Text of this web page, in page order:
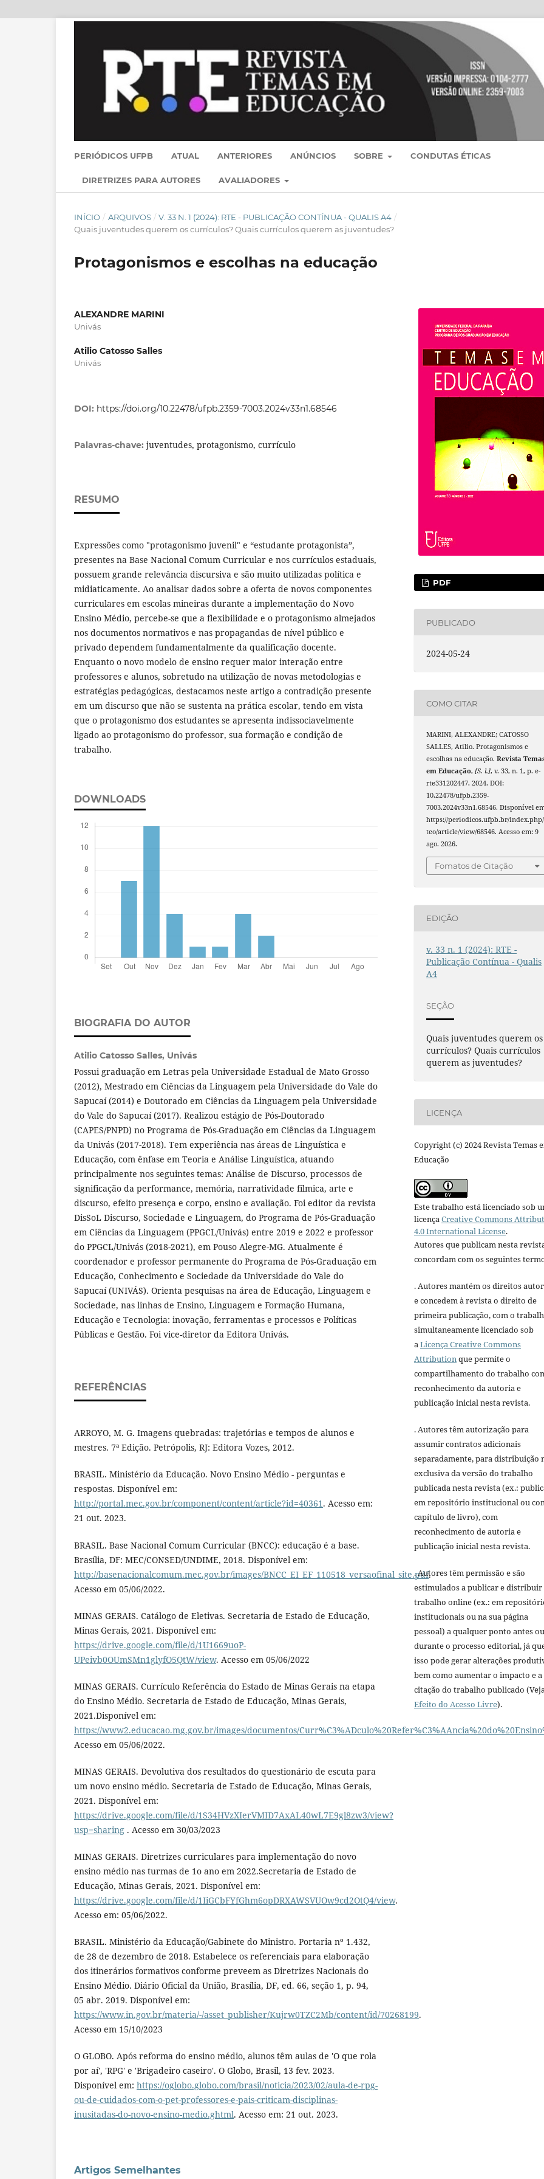
PERIÓDICOS UFPB ATUAL ANTERIORES ANÚNCIOS SOBRE CONDUTAS ÉTICAS
DIRETRIZES PARA AUTORES AVALIADORES
INÍCIO / ARQUIVOS / V. 33 N. 1 (2024): RTE - PUBLICAÇÃO CONTÍNUA - QUALIS A4 /
Quais juventudes querem os currículos? Quais currículos querem as juventudes?
Protagonismos e escolhas na educação
ALEXANDRE MARINI
Univás
Atilio Catosso Salles
Univás
DOI: https://doi.org/10.22478/ufpb.2359-7003.2024v33n1.68546
Palavras-chave: juventudes, protagonismo, currículo
RESUMO
Expressões como "protagonismo juvenil" e “estudante protagonista”,
presentes na Base Nacional Comum Curricular e nos currículos estaduais,
possuem grande relevância discursiva e são muito utilizadas política e
midiaticamente. Ao analisar dados sobre a oferta de novos componentes
curriculares em escolas mineiras durante a implementação do Novo
Ensino Médio, percebe-se que a flexibilidade e o protagonismo almejados
nos documentos normativos e nas propagandas de nível público e
privado dependem fundamentalmente da qualificação docente.
Enquanto o novo modelo de ensino requer maior interação entre
professores e alunos, sobretudo na utilização de novas metodologias e
estratégias pedagógicas, destacamos neste artigo a contradição presente
em um discurso que não se sustenta na prática escolar, tendo em vista
que o protagonismo dos estudantes se apresenta indissociavelmente
ligado ao protagonismo do professor, sua formação e condição de
trabalho.
DOWNLOADS
BIOGRAFIA DO AUTOR
Atilio Catosso Salles, Univás
Possui graduação em Letras pela Universidade Estadual de Mato Grosso
(2012), Mestrado em Ciências da Linguagem pela Universidade do Vale do
Sapucaí (2014) e Doutorado em Ciências da Linguagem pela Universidade
do Vale do Sapucaí (2017). Realizou estágio de Pós-Doutorado
(CAPES/PNPD) no Programa de Pós-Graduação em Ciências da Linguagem
da Univás (2017-2018). Tem experiência nas áreas de Linguística e
Educação, com ênfase em Teoria e Análise Linguística, atuando
principalmente nos seguintes temas: Análise de Discurso, processos de
significação da performance, memória, narratividade fílmica, arte e
discurso, efeito presença e corpo, ensino e avaliação. Foi editor da revista
DisSoL Discurso, Sociedade e Linguagem, do Programa de Pós-Graduação
em Ciências da Linguagem (PPGCL/Univás) entre 2019 e 2022 e professor
do PPGCL/Univás (2018-2021), em Pouso Alegre-MG. Atualmente é
coordenador e professor permanente do Programa de Pós-Graduação em
Educação, Conhecimento e Sociedade da Universidade do Vale do
Sapucaí (UNIVÁS). Orienta pesquisas na área de Educação, Linguagem e
Sociedade, nas linhas de Ensino, Linguagem e Formação Humana,
Educação e Tecnologia: inovação, ferramentas e processos e Políticas
Públicas e Gestão. Foi vice-diretor da Editora Univás.
REFERÊNCIAS
ARROYO, M. G. Imagens quebradas: trajetórias e tempos de alunos e
mestres. 7ª Edição. Petrópolis, RJ: Editora Vozes, 2012.
BRASIL. Ministério da Educação. Novo Ensino Médio - perguntas e
respostas. Disponível em:
http://portal.mec.gov.br/component/content/article?id=40361. Acesso em:
21 out. 2023.
BRASIL. Base Nacional Comum Curricular (BNCC): educação é a base.
Brasília, DF: MEC/CONSED/UNDIME, 2018. Disponível em:
http://basenacionalcomum.mec.gov.br/images/BNCC_EI_EF_110518_versaofinal_site.pdf.
Acesso em 05/06/2022.
MINAS GERAIS. Catálogo de Eletivas. Secretaria de Estado de Educação,
Minas Gerais, 2021. Disponível em:
https://drive.google.com/file/d/1U1669uoP-
UPeivb0OUmSMn1glyfO5QtW/view. Acesso em 05/06/2022
MINAS GERAIS. Currículo Referência do Estado de Minas Gerais na etapa
do Ensino Médio. Secretaria de Estado de Educação, Minas Gerais,
2021.Disponível em:
https://www2.educacao.mg.gov.br/images/documentos/
Acesso em 05/06/2022.
MINAS GERAIS. Devolutiva dos resultados do questionário de escuta para
um novo ensino médio. Secretaria de Estado de Educação, Minas Gerais,
2021. Disponível em:
https://drive.google.com/file/d/1S34HVzXIerVMID7AxAL40wL7E9gl8zw3/view?
usp=sharing . Acesso em 30/03/2023
MINAS GERAIS. Diretrizes curriculares para implementação do novo
ensino médio nas turmas de 1o ano em 2022.Secretaria de Estado de
Educação, Minas Gerais, 2021. Disponível em:
https://drive.google.com/file/d/1IiGCbFYfGhm6opDRXAWSVUOw9cd2OtQ4/view.
Acesso em: 05/06/2022.
BRASIL. Ministério da Educação/Gabinete do Ministro. Portaria nº 1.432,
de 28 de dezembro de 2018. Estabelece os referenciais para elaboração
dos itinerários formativos conforme preveem as Diretrizes Nacionais do
Ensino Médio. Diário Oficial da União, Brasília, DF, ed. 66, seção 1, p. 94,
05 abr. 2019. Disponível em:
https://www.in.gov.br/materia/-/asset_publisher/Kujrw0TZC2Mb/content/id/70268199.
Acesso em 15/10/2023
O GLOBO. Após reforma do ensino médio, alunos têm aulas de 'O que rola
por aí', 'RPG' e 'Brigadeiro caseiro'. O Globo, Brasil, 13 fev. 2023.
Disponível em: https://oglobo.globo.com/brasil/noticia/2023/02/aula-de-rpg-
ou-de-cuidados-com-o-pet-professores-e-pais-criticam-disciplinas-
inusitadas-do-novo-ensino-medio.ghtml. Acesso em: 21 out. 2023.
PDF
PUBLICADO
2024-05-24
COMO CITAR
MARINI, ALEXANDRE; CATOSSO
SALLES, Atilio. Protagonismos e
escolhas na educação.Revista
em Educação,[S. l.], v. 33, n. 1, p. e-
rte331202447, 2024. DOI:
10.22478/ufpb.2359-
7003.2024v33n1.68546. Disponível
https://periodicos.ufpb.br/
teo/article/view/68546. Acesso em: 9
ago. 2026.
Fomatos de Citação
EDIÇÃO
v. 33 n. 1 (2024): RTE -
Publicação Contínua - Qualis
A4
SEÇÃO
Quais juventudes querem os
currículos? Quais currículos
querem as juventudes?
LICENÇA
Copyright (c) 2024 Revista Temas
Educação
Este trabalho está licenciado sob
licençaCreative Commons
4.0 International License.
Autores que publicam nesta
concordam com os seguintes
. Autores mantém os direitos
e concedem à revista o direito de
primeira publicação, com o
simultaneamente licenciado sob
aLicença Creative Commons
Attributionque permite o
compartilhamento do trabalho
reconhecimento da autoria e
publicação inicial nesta revista.
. Autores têm autorização para
assumir contratos adicionais
separadamente, para distribuição
exclusiva da versão do trabalho
publicada nesta revista (ex.:
em repositório institucional ou
capítulo de livro), com
reconhecimento de autoria e
publicação inicial nesta revista.
. Autores têm permissão e são
estimulados a publicar e distribuir
trabalho online (ex.: em
institucionais ou na sua página
pessoal) a qualquer ponto antes ou
durante o processo editorial, já
isso pode gerar alterações
bem como aumentar o impacto e a
citação do trabalho publicado
Efeito do Acesso Livre).
Artigos Semelhantes